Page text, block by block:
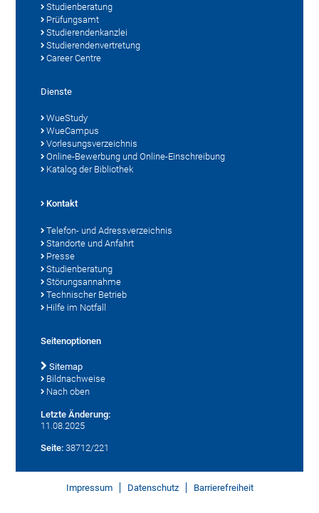
Studienberatung
Prüfungsamt
Studierendenkanzlei
Studierendenvertretung
Career Centre
Dienste
WueStudy
WueCampus
Vorlesungsverzeichnis
Online-Bewerbung und Online-Einschreibung
Katalog der Bibliothek
Kontakt
Telefon- und Adressverzeichnis
Standorte und Anfahrt
Presse
Studienberatung
Störungsannahme
Technischer Betrieb
Hilfe im Notfall
Seitenoptionen
Sitemap
Bildnachweise
Nach oben
Letzte Änderung:
11.08.2025
Seite: 38712/221
Impressum Datenschutz Barrierefreiheit